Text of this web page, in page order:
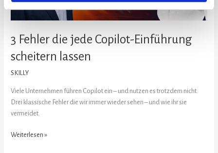
3 Fehler die jede Copilot-Einführung
scheitern lassen
SKILLY
Viele Unternehmen führen Copilot ein – und nutzen es trotzdem nicht.
Drei klassische Fehler die wir immer wieder sehen – und wie ihr sie
vermeidet.
Weiterlesen »